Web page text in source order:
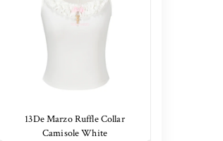
13De Marzo Ruffle Collar
Camisole White